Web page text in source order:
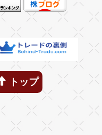
トップ